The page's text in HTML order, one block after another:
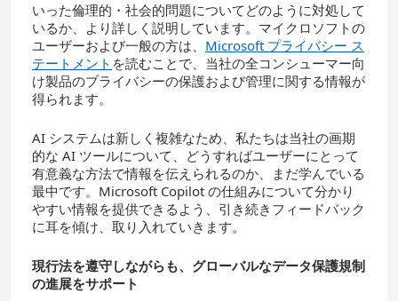
いった倫理的・社会的問題についてどのように対処して
いるか、より詳しく説明しています。マイクロソフトの
ユーザーおよび一般の方は、 Microsoft プライバシー ス
テートメント を読むことで、当社の全コンシューマー向
け製品のプライバシーの保護および管理に関する情報が
得られます。
AI システムは新しく複雑なため、私たちは当社の画期
的な AI ツールについて、どうすればユーザーにとって
有意義な方法で情報を伝えられるのか、まだ学んでいる
最中です。Microsoft Copilot の仕組みについて分かり
やすい情報を提供できるよう、引き続きフィードバック
に耳を傾け、取り入れていきます。
現行法を遵守しながらも、グローバルなデータ保護規制
の進展をサポート